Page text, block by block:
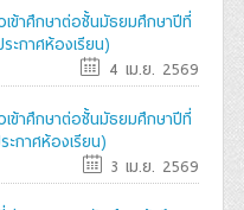
เข้าศึกษาต่อชั้นมัธยมศึกษาปีที่
กาศห้องเรียน)
4 เม.ย. 2569
เข้าศึกษาต่อชั้นมัธยมศึกษาปีที่
กาศห้องเรียน)
3 เม.ย. 2569